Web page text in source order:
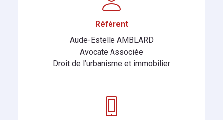
Référent
Aude-Estelle AMBLARD
Avocate Associée
Droit de l’urbanisme et immobilier